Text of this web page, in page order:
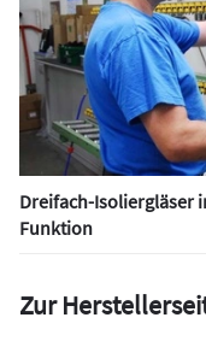
Dreifach-Isoliergläser
Funktion
Zur